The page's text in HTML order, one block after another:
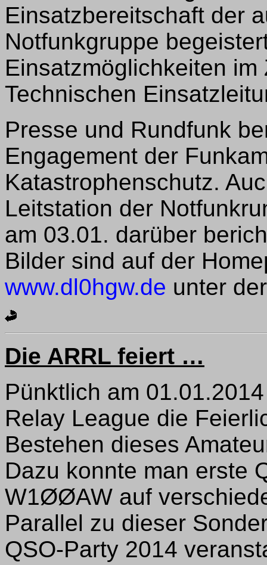
Einsatzbereitschaft der
Notfunkgruppe
Einsatzmöglichkeiten
Technischen
Presse und Rundfunk
Engagement der
Katastrophenschutz.
Leitstation der
am 03.01. darüber
Bilder sind auf der
www.dl0hgw.de unter
Die ARRL feiert …
Pünktlich am
Relay League die
Bestehen dieses
Dazu konnte man erste
W1ØØAW auf
Parallel zu dieser
QSO-Party 2014